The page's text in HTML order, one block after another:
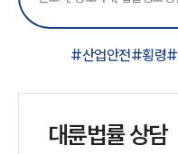
#산업안전#횡령#
대륜법률 상담